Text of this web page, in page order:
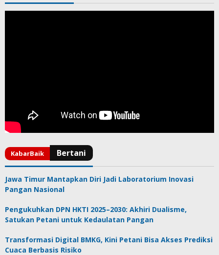
Jawa Timur Mantapkan Diri Jadi Laboratorium Inovasi
Pangan Nasional
Pengukuhkan DPN HKTI 2025–2030: Akhiri Dualisme,
Satukan Petani untuk Kedaulatan Pangan
Transformasi Digital BMKG, Kini Petani Bisa Akses Prediksi
Cuaca Berbasis Risiko